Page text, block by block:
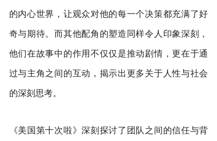
的内心世界，让观众对他的每一个决策都充满了好
奇与期待。而其他配角的塑造同样令人印象深刻，
他们在故事中的作用不仅仅是推动剧情，更在于通
过与主角之间的互动，揭示出更多关于人性与社会
的深刻思考。
《美国第十次啦》深刻探讨了团队之间的信任与背